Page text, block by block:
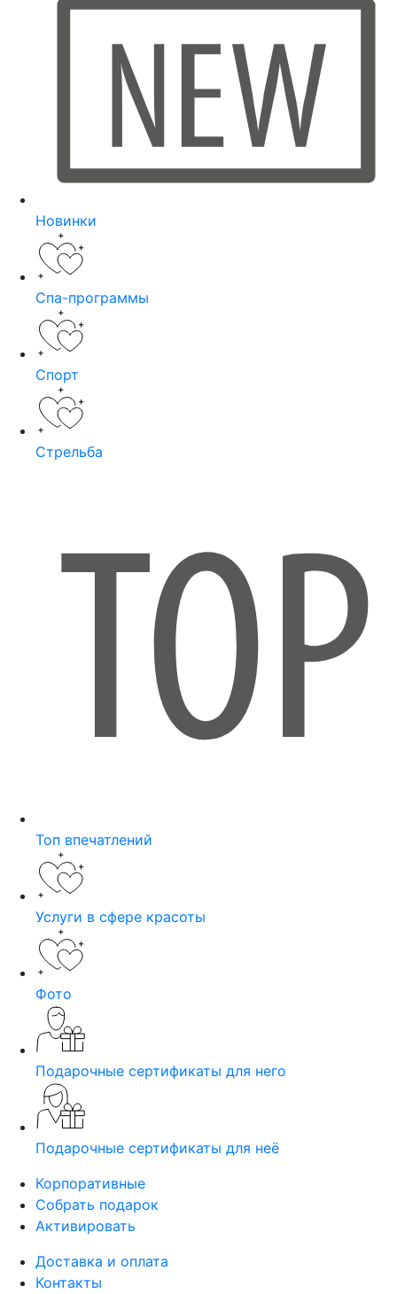
Новинки
Спа-программы
Спорт
Стрельба
Топ впечатлений
Услуги в сфере красоты
Фото
Подарочные сертификаты для него
Подарочные сертификаты для неё
Корпоративные
Собрать подарок
Активировать
Доставка и оплата
Контакты